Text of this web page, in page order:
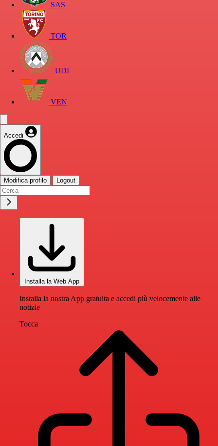
SAS
TOR
UDI
VEN
Accedi
Modifica profilo Logout
Installa la Web App
Installa la nostra App gratuita e accedi più velocemente alle
notizie
Tocca